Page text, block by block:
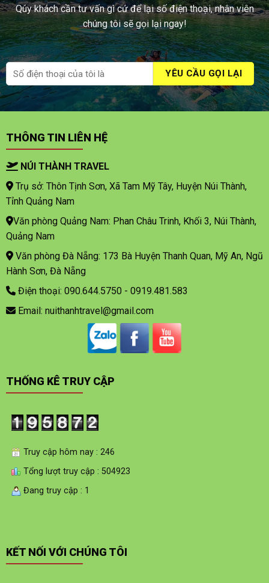
Qúy khách cần tư vấn gì cứ để lại số điện thoại, nhân viên
chúng tôi sẽ gọi lại ngay!
THÔNG TIN LIÊN HỆ
NÚI THÀNH TRAVEL
Trụ sở: Thôn Tịnh Sơn, Xã Tam Mỹ Tây, Huyện Núi Thành,
Tỉnh Quảng Nam
Văn phòng Quảng Nam: Phan Châu Trinh, Khối 3, Núi Thành,
Quảng Nam
Văn phòng Đà Nẵng: 173 Bà Huyện Thanh Quan, Mỹ An, Ngũ
Hành Sơn, Đà Nẵng
Điện thoại: 090.644.5750 - 0919.481.583
Email: nuithanhtravel@gmail.com
THỐNG KÊ TRUY CẬP
Truy cập hôm nay : 246
Tổng lượt truy cập : 504923
Đang truy cập : 1
KẾT NỐI VỚI CHÚNG TÔI